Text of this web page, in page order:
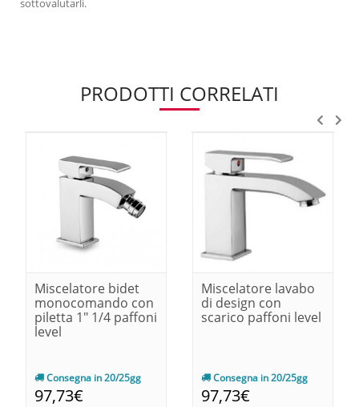
sottovalutarli.
PRODOTTI CORRELATI
Miscelatore bidet
monocomando con
piletta 1" 1/4 paffoni
level
Consegna in 20/25gg
97,73€
Miscelatore lavabo
di design con
scarico paffoni level
Consegna in 20/25gg
97,73€